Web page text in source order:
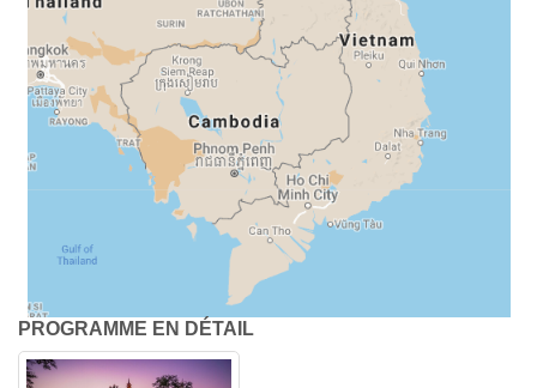
PROGRAMME EN DÉTAIL